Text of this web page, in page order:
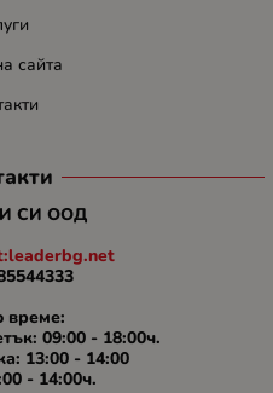
сайта
СИ ООД
време:
09:00 - 18:00ч.
13:00 - 14:00
- 14:00ч.